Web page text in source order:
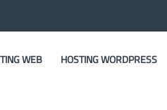
WEB HOSTING WORDPRESS